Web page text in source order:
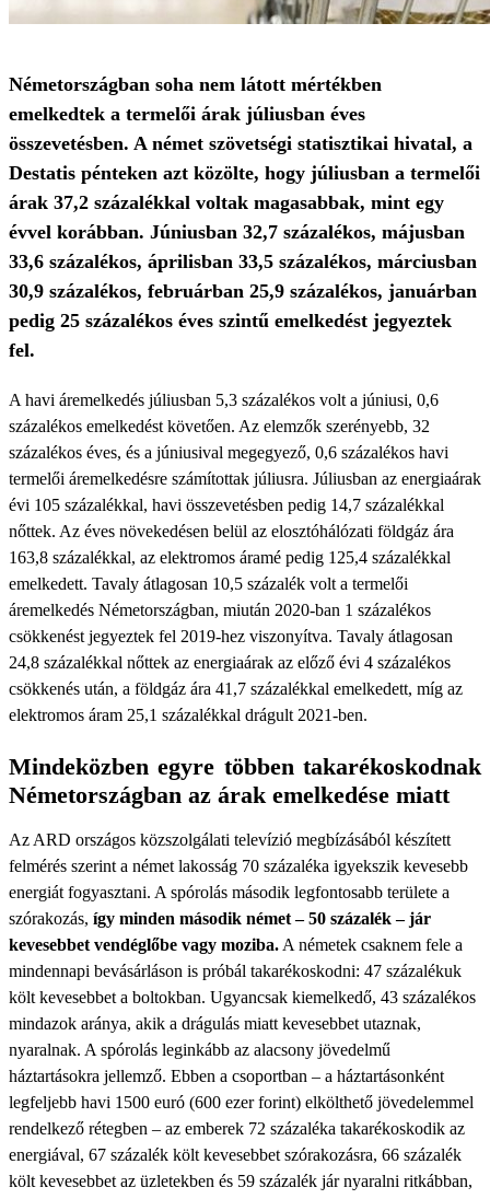
Németországban soha nem látott mértékben
emelkedtek a termelői árak júliusban éves
összevetésben. A német szövetségi statisztikai hivatal, a
Destatis pénteken azt közölte, hogy júliusban a termelői
árak 37,2 százalékkal voltak magasabbak, mint egy
évvel korábban. Júniusban 32,7 százalékos, májusban
33,6 százalékos, áprilisban 33,5 százalékos, márciusban
30,9 százalékos, februárban 25,9 százalékos, januárban
pedig 25 százalékos éves szintű emelkedést jegyeztek
fel.
A havi áremelkedés júliusban 5,3 százalékos volt a júniusi, 0,6
százalékos emelkedést követően. Az elemzők szerényebb, 32
százalékos éves, és a júniusival megegyező, 0,6 százalékos havi
termelői áremelkedésre számítottak júliusra. Júliusban az energiaárak
évi 105 százalékkal, havi összevetésben pedig 14,7 százalékkal
nőttek. Az éves növekedésen belül az elosztóhálózati földgáz ára
163,8 százalékkal, az elektromos áramé pedig 125,4 százalékkal
emelkedett. Tavaly átlagosan 10,5 százalék volt a termelői
áremelkedés Németországban, miután 2020-ban 1 százalékos
csökkenést jegyeztek fel 2019-hez viszonyítva. Tavaly átlagosan
24,8 százalékkal nőttek az energiaárak az előző évi 4 százalékos
csökkenés után, a földgáz ára 41,7 százalékkal emelkedett, míg az
elektromos áram 25,1 százalékkal drágult 2021-ben.
Mindeközben egyre többen takarékoskodnak
Németországban az árak emelkedése miatt
Az ARD országos közszolgálati televízió megbízásából készített
felmérés szerint a német lakosság 70 százaléka igyekszik kevesebb
energiát fogyasztani. A spórolás második legfontosabb területe a
szórakozás, így minden második német – 50 százalék – jár
kevesebbet vendéglőbe vagy moziba. A németek csaknem fele a
mindennapi bevásárláson is próbál takarékoskodni: 47 százalékuk
költ kevesebbet a boltokban. Ugyancsak kiemelkedő, 43 százalékos
mindazok aránya, akik a drágulás miatt kevesebbet utaznak,
nyaralnak. A spórolás leginkább az alacsony jövedelmű
háztartásokra jellemző. Ebben a csoportban – a háztartásonként
legfeljebb havi 1500 euró (600 ezer forint) elkölthető jövedelemmel
rendelkező rétegben – az emberek 72 százaléka takarékoskodik az
energiával, 67 százalék költ kevesebbet szórakozásra, 66 százalék
költ kevesebbet az üzletekben és 59 százalék jár nyaralni ritkábban,